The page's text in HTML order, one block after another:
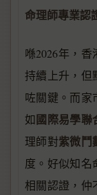
命理師專業認
喺2026年，
持續上升，但
咗關鍵。而家
如國際易學聯
理師對紫微鬥
度。好似知名
相關認證，仲